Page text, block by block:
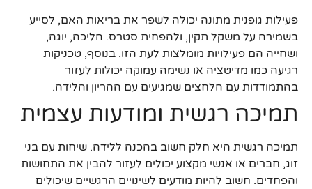
פעילות גופנית מתונה יכולה לשפר את בריאות האם, לסייע
בשמירה על משקל תקין, ולהפחית סטרס. הליכה, יוגה,
ושחייה הם פעילויות מומלצות לעת הזו. בנוסף, טכניקות
רגיעה כמו מדיטציה או נשימה עמוקה יכולות לעזור
בהתמודדות עם הלחצים שמגיעים עם ההריון והלידה.
תמיכה רגשית ומודעות עצמית
תמיכה רגשית היא חלק חשוב בהכנה ללידה. שיחות עם בני
זוג, חברים או אנשי מקצוע יכולים לעזור להבין את התחושות
והפחדים. חשוב להיות מודעים לשינויים הרגשיים שיכולים